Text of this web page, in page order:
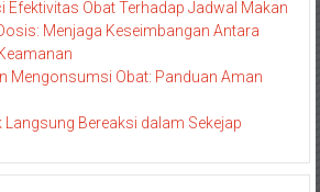
Efektivitas Obat Terhadap Jadwal Makan
Menjaga Keseimbangan Antara
Mengonsumsi Obat: Panduan Aman
Langsung Bereaksi dalam Sekejap